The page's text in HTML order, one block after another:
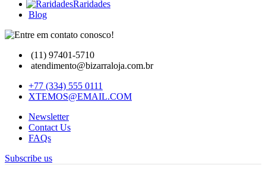
Raridades
Blog
(11) 97401-5710
atendimento@bizarraloja.com.br
+77 (334) 555 0111
XTEMOS@EMAIL.COM
Newsletter
Contact Us
FAQs
Subscribe us